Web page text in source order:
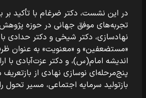
در این نشست، دکتر ضرغام با تأکید بر
تجربه‌های موفق جهانی در حوزه
نهادسازی، دکتر شیخی و دکتر حدادی با
«مستضعفین» و «معنویت» به عنوان
اندیشه امام(س)، و دکتر عزت‌آبادی با
پنج‌مرحله‌ای نوسازی نهادی از بازتعریف
بازتولید سرمایه اجتماعی، مسیر تحول